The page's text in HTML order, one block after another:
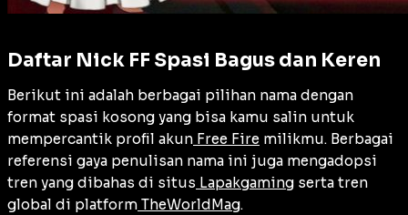
Daftar Nick FF Spasi Bagus dan Keren
Berikut ini adalah berbagai pilihan nama dengan
format spasi kosong yang bisa kamu salin untuk
mempercantik profil akun Free Fire milikmu. Berbagai
referensi gaya penulisan nama ini juga mengadopsi
tren yang dibahas di situs Lapakgaming serta tren
global di platform TheWorldMag.